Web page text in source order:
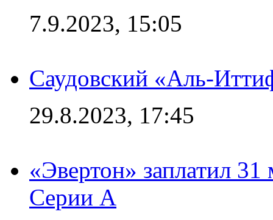
7.9.2023, 15:05
Саудовский «Аль-
29.8.2023, 17:45
«Эвертон» заплатил
Серии А